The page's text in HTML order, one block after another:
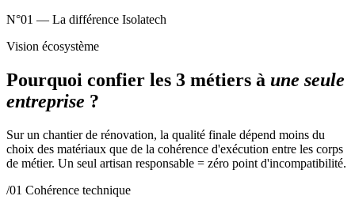
N°01 — La différence Isolatech
Vision écosystème
Pourquoi confier les 3 métiers à une seule
entreprise ?
Sur un chantier de rénovation, la qualité finale dépend moins du
choix des matériaux que de la cohérence d'exécution entre les corps
de métier. Un seul artisan responsable = zéro point d'incompatibilité.
/01 Cohérence technique